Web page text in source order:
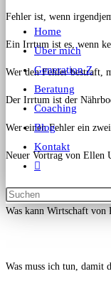
Home
Über mich
Generation Z
Beratung
Coaching
Blog
Kontakt
Fehler ist, wenn
Ein Irrtum ist es, wenn
Wer den Fehler bestraft,
Der Irrtum ist der
Wer einen Fehler ein
Neuer Vortrag von Ellen
Was kann Wirtschaft von
Was muss ich tun, damit